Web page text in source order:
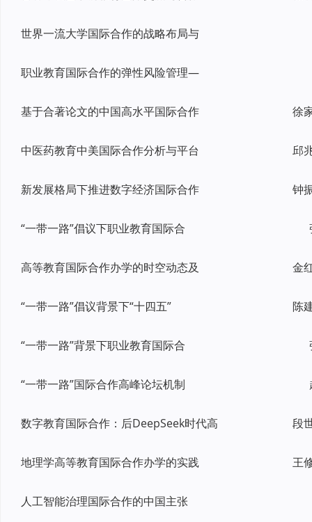
世界一流大学国际合作的战略布局与
职业教育国际合作的弹性风险管理—
基于合著论文的中国高水平国际合作
中医药教育中美国际合作分析与平台
新发展格局下推进数字经济国际合作
“一带一路”倡议下职业教育国际合
高等教育国际合作办学的时空动态及
“一带一路”倡议背景下“十四五”
“一带一路”背景下职业教育国际合
“一带一路”国际合作高峰论坛机制
数字教育国际合作：后DeepSeek时代高
地理学高等教育国际合作办学的实践
人工智能治理国际合作的中国主张